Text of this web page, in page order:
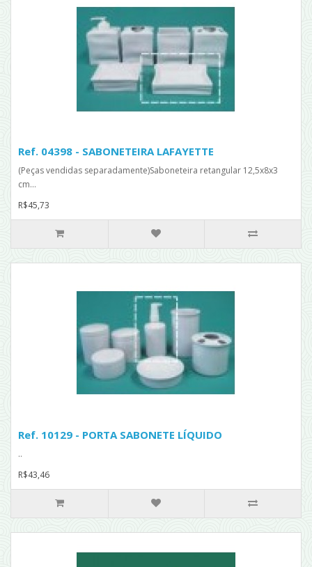
Ref. 04398 - SABONETEIRA LAFAYETTE
(Peças vendidas separadamente)Saboneteira retangular 12,5x8x3
cm...
R$45,73
Ref. 10129 - PORTA SABONETE LÍQUIDO
..
R$43,46